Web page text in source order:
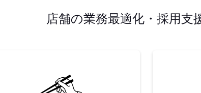
店舗の業務最適化・採用